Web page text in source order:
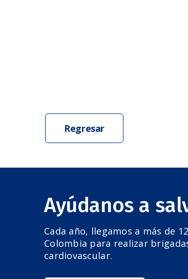
Regresar
Ayúdanos a
Cada año, llegamos a más de
Colombia para realizar
cardiovascular.